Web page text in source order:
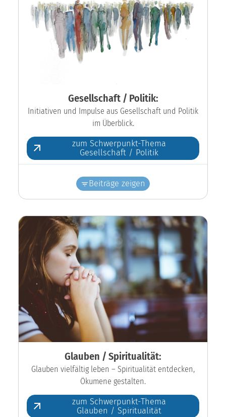
Gesellschaft / Politik:
Initiativen und Impulse aus Gesellschaft und Politik
im Überblick.
zum Schwerpunkt-Thema
Gesellschaft / Politik
Beiträge zeigen
Glauben / Spiritualität:
Glauben vielfältig leben – Spiritualität entdecken,
Ökumene gestalten.
zum Schwerpunkt-Thema
Glauben / Spiritualität